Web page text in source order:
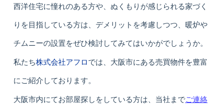
西洋住宅に憧れのある方や、ぬくもりが感じられる家づく
りを目指している方は、デメリットを考慮しつつ、暖炉や
チムニーの設置をぜひ検討してみてはいかがでしょうか。
私たち株式会社アフロでは、大阪市にある売買物件を豊富
にご紹介しております。
大阪市内にてお部屋探しをしている方は、当社までご連絡